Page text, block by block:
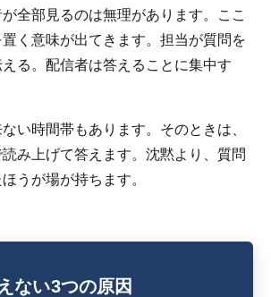
全部見るのは無理があります。ここ
く意味が出てきます。担当が質問を
る。配信者は答えることに集中す
い時間帯もあります。そのときは、
み上げて答えます。沈黙より、質問
うが場が持ちます。
ない3つの原因